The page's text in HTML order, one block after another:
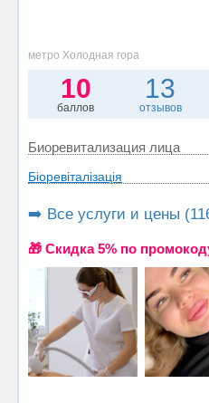
метро Холодная гора
10
баллов
13
отзывов
Биоревитализация лица
Біоревіталізація
➡️ Все услуги и цены
🎁 Cкидка 5% по